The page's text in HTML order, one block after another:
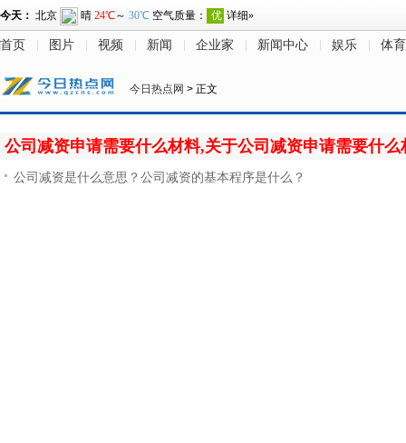
首页 图片 视频 新闻 企业家 新闻中心 娱乐 体育
今日热点网 > 正文
公司减资申请需要什么材料,关于公司减资申请需要什
公司减资是什么意思？公司减资的基本程序是什么？